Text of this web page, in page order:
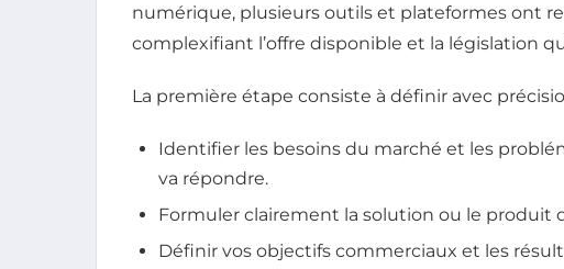
numérique, plusieurs outils et plateformes ont
complexifiant l’offre disponible et la législation
La première étape consiste à définir avec
Identifier les besoins du marché et les
va répondre.
Formuler clairement la solution ou le produit
Définir vos objectifs commerciaux et les